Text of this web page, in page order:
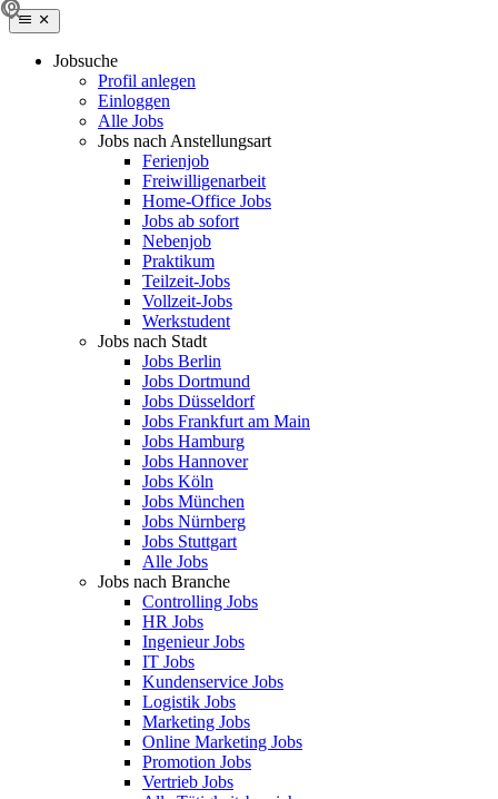
Jobsuche
Profil anlegen
Einloggen
Alle Jobs
Jobs nach Anstellungsart
Ferienjob
Freiwilligenarbeit
Home-Office Jobs
Jobs ab sofort
Nebenjob
Praktikum
Teilzeit-Jobs
Vollzeit-Jobs
Werkstudent
Jobs nach Stadt
Jobs Berlin
Jobs Dortmund
Jobs Düsseldorf
Jobs Frankfurt am Main
Jobs Hamburg
Jobs Hannover
Jobs Köln
Jobs München
Jobs Nürnberg
Jobs Stuttgart
Alle Jobs
Jobs nach Branche
Controlling Jobs
HR Jobs
Ingenieur Jobs
IT Jobs
Kundenservice Jobs
Logistik Jobs
Marketing Jobs
Online Marketing Jobs
Promotion Jobs
Vertrieb Jobs